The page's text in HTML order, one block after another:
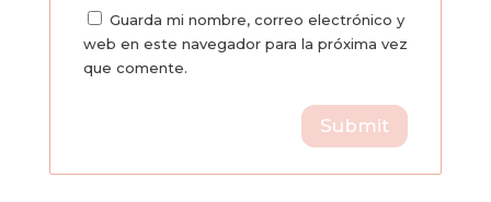
Guarda mi nombre, correo electrónico y
web en este navegador para la próxima vez
que comente.